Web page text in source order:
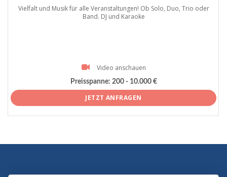
Vielfalt und Musik für alle Veranstaltungen! Ob Solo, Duo, Trio oder
Band. DJ und Karaoke
Video anschauen
Preisspanne: 200 - 10.000 €
JETZT ANFRAGEN